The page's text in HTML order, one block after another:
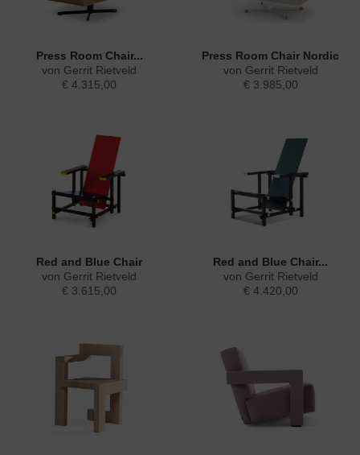
Press Room Chair...
von Gerrit Rietveld
€ 4.315,00
Press Room Chair Nordic
von Gerrit Rietveld
€ 3.985,00
Red and Blue Chair
von Gerrit Rietveld
€ 3.615,00
Red and Blue Chair...
von Gerrit Rietveld
€ 4.420,00